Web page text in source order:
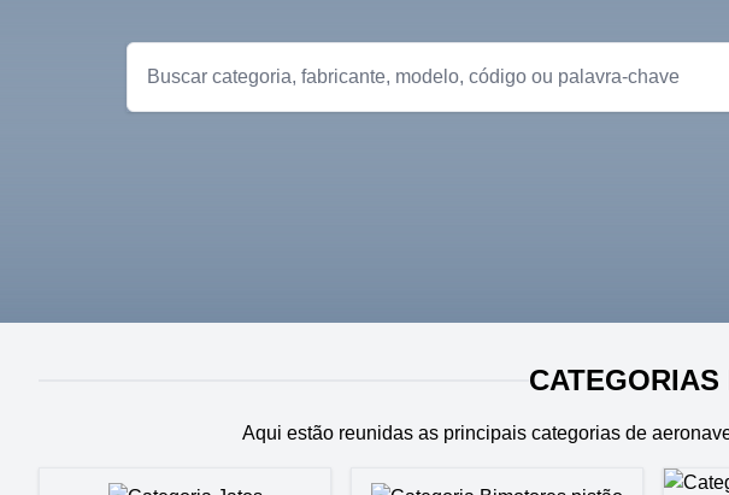
Aqui estão reunidas as principais categorias de